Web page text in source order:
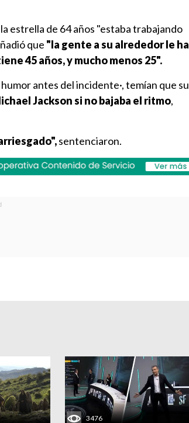
estrella de 64 años "estaba trabajando
que "la gente a su alrededor le ha
45 años, y mucho menos 25".
antes del incidente·, temían que su
Jackson si no bajaba el ritmo,
sentenciaron.
3476